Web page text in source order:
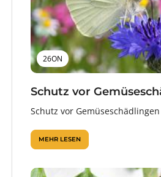
26ON
Schutz vor
Schutz vor Gemüseschädlingen
MEHR LESEN